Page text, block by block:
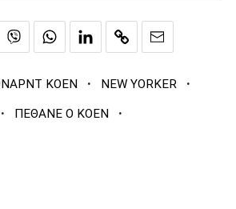
ΚΟΕΝ · NEW YORKER ·
· ΠΕΘΑΝΕ Ο ΚΟΕΝ ·